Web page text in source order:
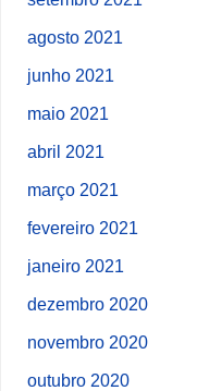
agosto 2021
junho 2021
maio 2021
abril 2021
março 2021
fevereiro 2021
janeiro 2021
dezembro 2020
novembro 2020
outubro 2020